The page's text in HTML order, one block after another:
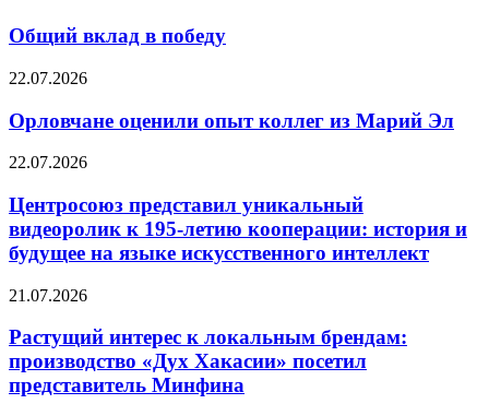
Общий вклад в победу
22.07.2026
Орловчане оценили опыт коллег из Марий Эл
22.07.2026
Центросоюз представил уникальный
видеоролик к 195-летию кооперации: история и
будущее на языке искусственного интеллект
21.07.2026
Растущий интерес к локальным брендам:
производство «Дух Хакасии» посетил
представитель Минфина